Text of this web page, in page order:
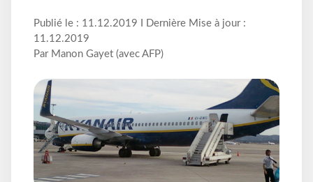
Publié le : 11.12.2019 I Dernière Mise à jour :
11.12.2019
Par Manon Gayet (avec AFP)